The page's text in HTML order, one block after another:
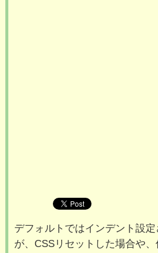
デフォルトではインデント設
が、CSSリセットした場合や